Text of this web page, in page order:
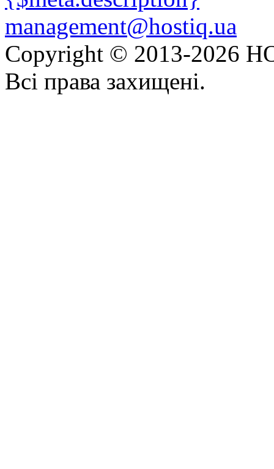
management@hostiq.ua
Copyright © 2013-2026
Всі права захищені.